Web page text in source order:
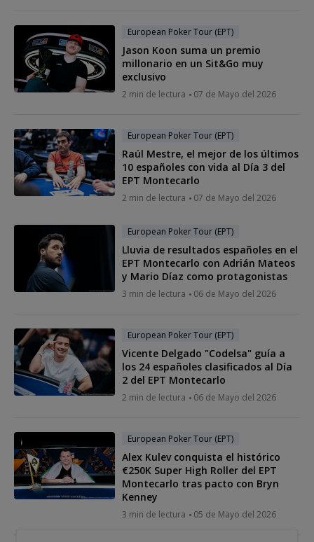
European Poker Tour (EPT)
Jason Koon suma un premio
millonario en un Sit&Go muy
exclusivo
2 min de lectura 07 de Mayo del 2026
European Poker Tour (EPT)
Raúl Mestre, el mejor de los últimos
10 españoles con vida al Día 3 del
EPT Montecarlo
2 min de lectura 07 de Mayo del 2026
European Poker Tour (EPT)
Lluvia de resultados españoles en el
EPT Montecarlo con Adrián Mateos
y Mario Díaz como protagonistas
3 min de lectura 06 de Mayo del 2026
European Poker Tour (EPT)
Vicente Delgado "Codelsa" guía a
los 24 españoles clasificados al Día
2 del EPT Montecarlo
2 min de lectura 06 de Mayo del 2026
European Poker Tour (EPT)
Alex Kulev conquista el histórico
€250K Super High Roller del EPT
Montecarlo tras pacto con Bryn
Kenney
3 min de lectura 05 de Mayo del 2026